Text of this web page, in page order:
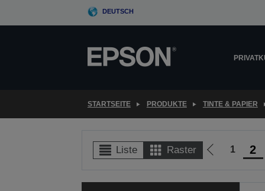
DEUTSCH
STARTSEITE PRODUKTE TINTE & PAPIER
Liste Raster
Zur
Seite
1 2